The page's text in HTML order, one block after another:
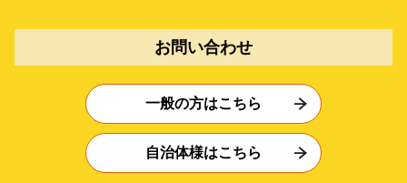
お問い合わせ
一般の方はこちら
自治体様はこちら